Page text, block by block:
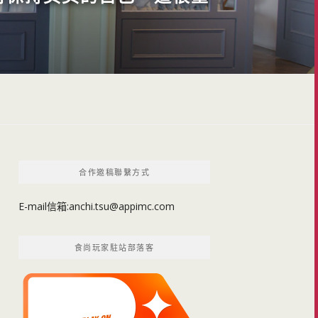
合作邀稿聯繫方式
E-mail信箱:anchi.tsu@appimc.com
食尚玩家駐站部落客